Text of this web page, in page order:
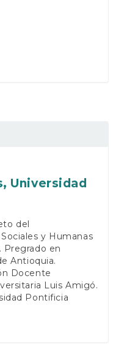
Universidad
del
y Humanas
Pregrado en
Antioquia.
Docente
Luis Amigó.
Pontificia